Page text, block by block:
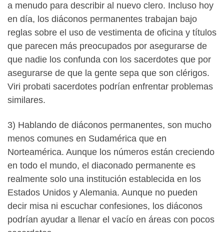
a menudo para describir al nuevo clero. Incluso hoy
en día, los diáconos permanentes trabajan bajo
reglas sobre el uso de vestimenta de oficina y títulos
que parecen más preocupados por asegurarse de
que nadie los confunda con los sacerdotes que por
asegurarse de que la gente sepa que son clérigos.
Viri probati sacerdotes podrían enfrentar problemas
similares.
3) Hablando de diáconos permanentes, son mucho
menos comunes en Sudamérica que en
Norteamérica. Aunque los números están creciendo
en todo el mundo, el diaconado permanente es
realmente solo una institución establecida en los
Estados Unidos y Alemania. Aunque no pueden
decir misa ni escuchar confesiones, los diáconos
podrían ayudar a llenar el vacío en áreas con pocos